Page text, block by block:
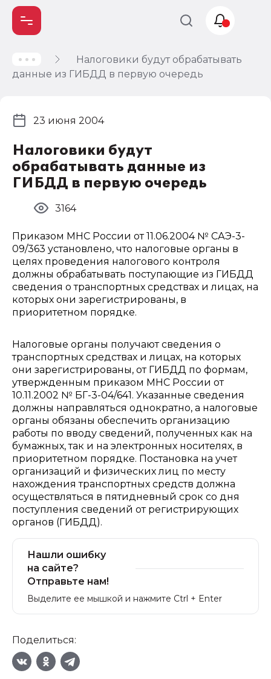
Налоговики будут обрабатывать
данные из ГИБДД в первую очередь
Налоговики будут
обрабатывать данные из
ГИБДД в первую очередь
23 июня 2004
3164
Приказом МНС России от 11.06.2004 № САЭ-3-
09/363 установлено, что налоговые органы в
целях проведения налогового контроля
должны обрабатывать поступающие из ГИБДД
сведения о транспортных средствах и лицах, на
которых они зарегистрированы, в
приоритетном порядке.
Налоговые органы получают сведения о
транспортных средствах и лицах, на которых
они зарегистрированы, от ГИБДД по формам,
утвержденным приказом МНС России от
10.11.2002 № БГ-3-04/641. Указанные сведения
должны направляться однократно, а налоговые
органы обязаны обеспечить организацию
работы по вводу сведений, полученных как на
бумажных, так и на электронных носителях, в
приоритетном порядке. Постановка на учет
организаций и физических лиц по месту
нахождения транспортных средств должна
осуществляться в пятидневный срок со дня
поступления сведений от регистрирующих
органов (ГИБДД).
Нашли ошибку
на сайте?
Отправьте нам!
Выделите ее мышкой и нажмите Ctrl + Enter
Поделиться:
Учет и
налогообложение